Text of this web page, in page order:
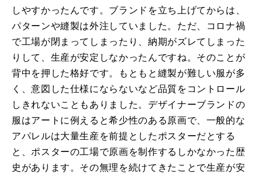
しやすかったんです。ブランドを立ち上げてからは、
パターンや縫製は外注していました。ただ、コロナ禍
で工場が閉まってしまったり、納期がズレてしまった
りして、生産が安定しなかったんですね。そのことが
背中を押した格好です。もともと縫製が難しい服が多
く、意図した仕様にならないなど品質をコントロール
しきれないこともありました。デザイナーブランドの
服はアートに例えると希少性のある原画で、一般的な
アパレルは大量生産を前提としたポスターだとする
と、ポスターの工場で原画を制作するしかなかった歴
史があります。その無理を続けてきたことで生産が安